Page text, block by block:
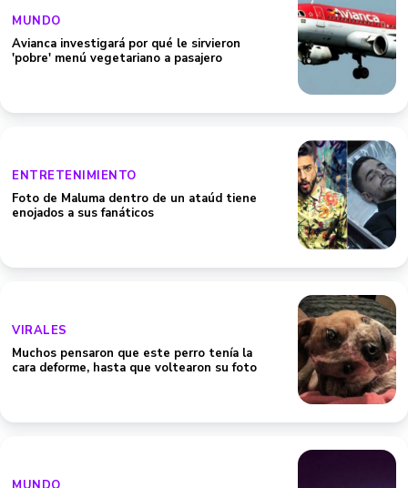
MUNDO
Avianca investigará por qué le sirvieron
'pobre' menú vegetariano a pasajero
ENTRETENIMIENTO
Foto de Maluma dentro de un ataúd tiene
enojados a sus fanáticos
VIRALES
Muchos pensaron que este perro tenía la
cara deforme, hasta que voltearon su foto